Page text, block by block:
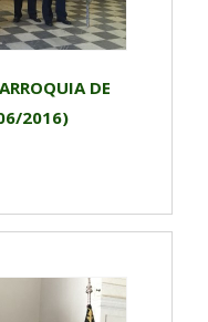
DE
2016)